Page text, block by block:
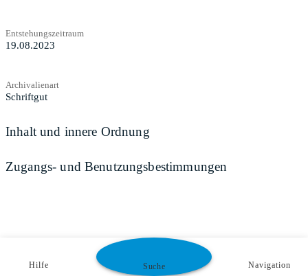
Entstehungszeitraum
19.08.2023
Archivalienart
Schriftgut
Inhalt und innere Ordnung
Zugangs- und Benutzungsbestimmungen
Hilfe Suche Navigation